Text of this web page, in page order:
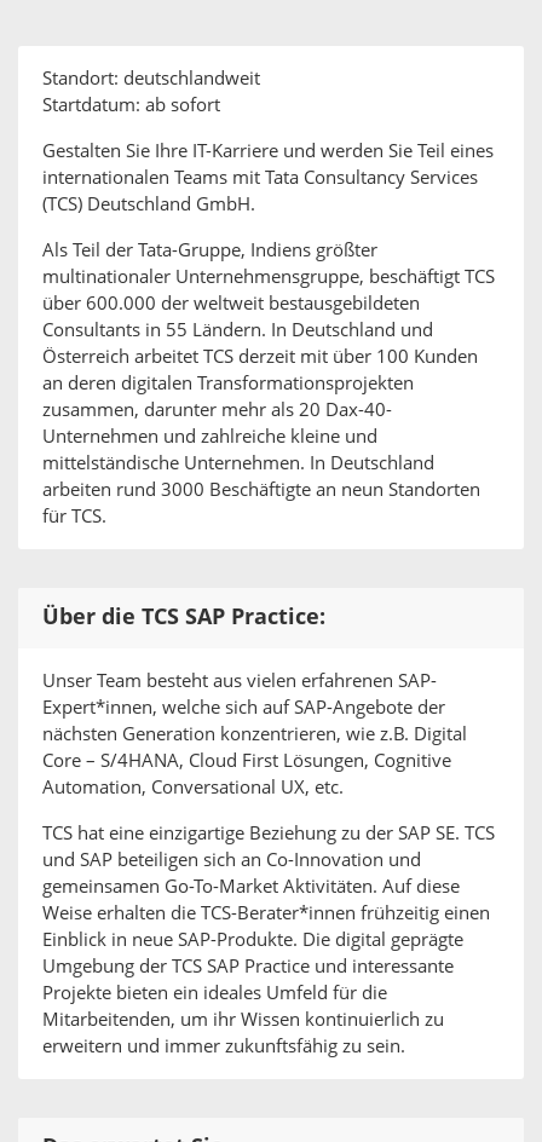
Standort: deutschlandweit
Startdatum: ab sofort
Gestalten Sie Ihre IT-Karriere und werden Sie Teil eines
internationalen Teams mit Tata Consultancy Services
(TCS) Deutschland GmbH.
Als Teil der Tata-Gruppe, Indiens größter
multinationaler Unternehmensgruppe, beschäftigt TCS
über 600.000 der weltweit bestausgebildeten
Consultants in 55 Ländern. In Deutschland und
Österreich arbeitet TCS derzeit mit über 100 Kunden
an deren digitalen Transformationsprojekten
zusammen, darunter mehr als 20 Dax-40-
Unternehmen und zahlreiche kleine und
mittelständische Unternehmen. In Deutschland
arbeiten rund 3000 Beschäftigte an neun Standorten
für TCS.
Über die TCS SAP Practice:
Unser Team besteht aus vielen erfahrenen SAP-
Expert*innen, welche sich auf SAP-Angebote der
nächsten Generation konzentrieren, wie z.B. Digital
Core – S/4HANA, Cloud First Lösungen, Cognitive
Automation, Conversational UX, etc.
TCS hat eine einzigartige Beziehung zu der SAP SE. TCS
und SAP beteiligen sich an Co-Innovation und
gemeinsamen Go-To-Market Aktivitäten. Auf diese
Weise erhalten die TCS-Berater*innen frühzeitig einen
Einblick in neue SAP-Produkte. Die digital geprägte
Umgebung der TCS SAP Practice und interessante
Projekte bieten ein ideales Umfeld für die
Mitarbeitenden, um ihr Wissen kontinuierlich zu
erweitern und immer zukunftsfähig zu sein.